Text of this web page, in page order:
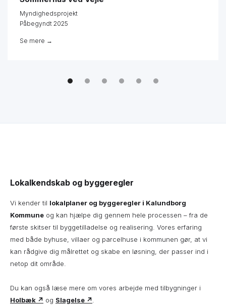
Myndighedsprojekt
Påbegyndt 2025
Se mere →
Lokalkendskab og byggeregler
Vi kender til lokalplaner og byggeregler i Kalundborg
Kommune og kan hjælpe dig gennem hele processen – fra de
første skitser til byggetilladelse og realisering. Vores erfaring
med både byhuse, villaer og parcelhuse i kommunen gør, at vi
kan rådgive dig målrettet og skabe en løsning, der passer ind i
netop dit område.
Du kan også læse mere om vores arbejde med tilbygninger i
Holbæk ↗ og Slagelse ↗.